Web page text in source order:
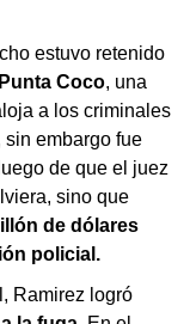
estuvo retenido
Coco, una
a los criminales
sin embargo fue
luego de que el juez
sino que
de dólares
policial.
Ramirez logró